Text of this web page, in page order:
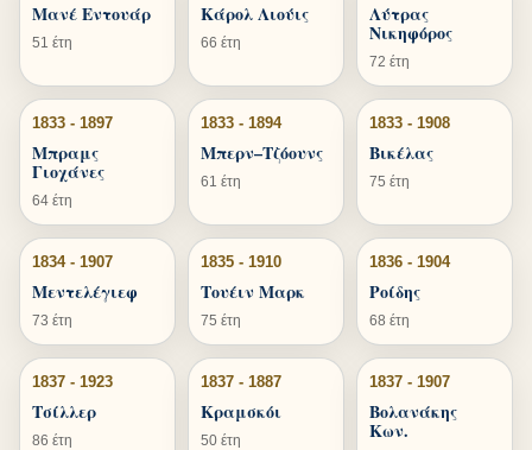
Μανέ Εντουάρ
51 έτη
Κάρολ Λιούις
66 έτη
Λύτρας
Νικηφόρος
72 έτη
1833 - 1897
Μπραμς
Γιοχάνες
64 έτη
1833 - 1894
Μπερν–Τζόουνς
61 έτη
1833 - 1908
Βικέλας
75 έτη
1834 - 1907
Μεντελέγιεφ
73 έτη
1835 - 1910
Τουέιν Μαρκ
75 έτη
1836 - 1904
Ροίδης
68 έτη
1837 - 1923
Τσίλλερ
86 έτη
1837 - 1887
Κραμσκόι
50 έτη
1837 - 1907
Βολανάκης
Κων.